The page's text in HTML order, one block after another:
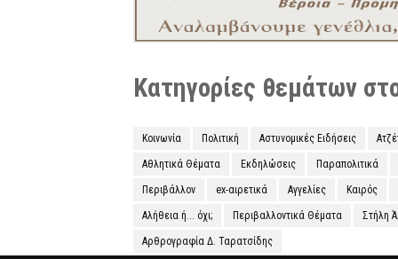
Κατηγορίες θεμάτων
Κοινωνία Πολιτική Αστυνομικές Ειδήσεις
Αθλητικά Θέματα Εκδηλώσεις Παραπολιτικά
Περιβάλλον ex-αιρετικά Αγγελίες Καιρός
Αλήθεια ή... όχι; Περιβαλλοντικά Θέματα Στήλη
Αρθρογραφία Δ. Ταρατσίδης